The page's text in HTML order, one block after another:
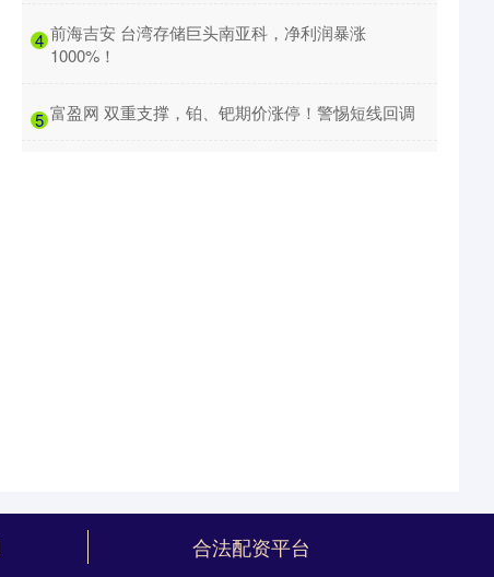
4 ​前海吉安 台湾存储巨头南亚科，净利润暴涨
1000%！
5 ​富盈网 双重支撑，铂、钯期价涨停！警惕短线回调
合法配资平台